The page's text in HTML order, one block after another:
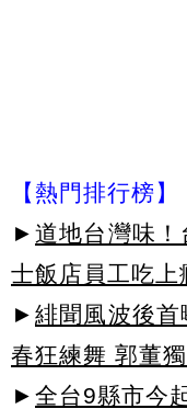
【熱門排行榜】
► 道地台灣味
士飯店員工吃上
► 緋聞風波後首
春狂練舞 郭董
► 全台9縣市今